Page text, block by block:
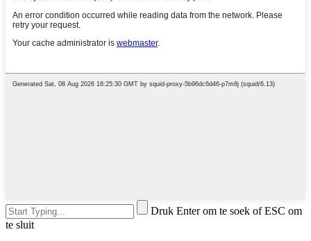
Druk Enter om te soek of ESC om
te sluit